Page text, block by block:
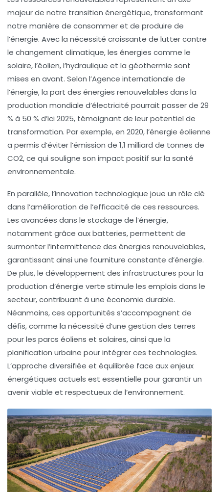
majeur de notre transition énergétique, transformant
notre manière de consommer et de produire de
l’énergie. Avec la nécessité croissante de lutter contre
le changement climatique, les énergies comme le
solaire, l’éolien, l’hydraulique et la géothermie sont
mises en avant. Selon l’Agence internationale de
l’énergie, la part des énergies renouvelables dans la
production mondiale d’électricité pourrait passer de 29
% à 50 % d’ici 2025, témoignant de leur potentiel de
transformation. Par exemple, en 2020, l’énergie éolienne
a permis d’éviter l’émission de 1,1 milliard de tonnes de
CO2, ce qui souligne son impact positif sur la santé
environnementale.
En parallèle, l’innovation technologique joue un rôle clé
dans l’amélioration de l’efficacité de ces ressources.
Les avancées dans le stockage de l’énergie,
notamment grâce aux batteries, permettent de
surmonter l’intermittence des énergies renouvelables,
garantissant ainsi une fourniture constante d’énergie.
De plus, le développement des infrastructures pour la
production d’énergie verte stimule les emplois dans le
secteur, contribuant à une économie durable.
Néanmoins, ces opportunités s’accompagnent de
défis, comme la nécessité d’une gestion des terres
pour les parcs éoliens et solaires, ainsi que la
planification urbaine pour intégrer ces technologies.
L’approche diversifiée et équilibrée face aux enjeux
énergétiques actuels est essentielle pour garantir un
avenir viable et respectueux de l’environnement.